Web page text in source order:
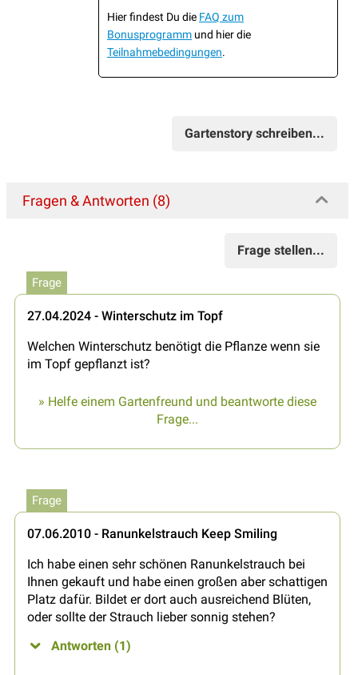
Hier findest Du die FAQ zum
Bonusprogramm und hier die
Teilnahmebedingungen.
Gartenstory schreiben...
Fragen & Antworten (8)
Frage stellen...
Frage
27.04.2024 - Winterschutz im Topf
Welchen Winterschutz benötigt die Pflanze wenn sie
im Topf gepflanzt ist?
» Helfe einem Gartenfreund und beantworte diese
Frage...
Frage
07.06.2010 - Ranunkelstrauch Keep Smiling
Ich habe einen sehr schönen Ranunkelstrauch bei
Ihnen gekauft und habe einen großen aber schattigen
Platz dafür. Bildet er dort auch ausreichend Blüten,
oder sollte der Strauch lieber sonnig stehen?
Antworten (1)